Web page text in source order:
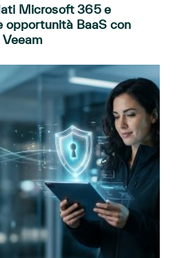
Microsoft 365 e
opportunità BaaS con
Veeam